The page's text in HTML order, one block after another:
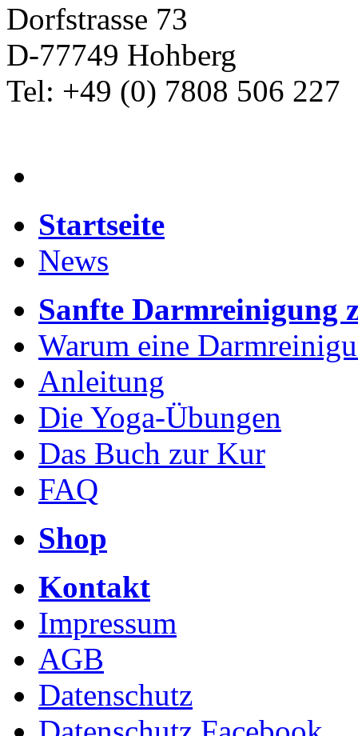
Dorfstrasse 73
D-77749 Hohberg
Tel: +49 (0) 7808 506 227
Startseite
News
Sanfte Darmreinigung
Warum eine
Anleitung
Die Yoga-Übungen
Das Buch zur Kur
FAQ
Shop
Kontakt
Impressum
AGB
Datenschutz